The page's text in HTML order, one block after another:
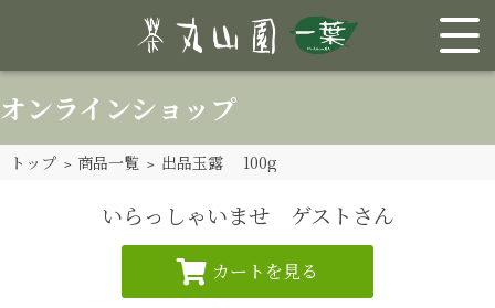
オンラインショップ
トップ > 商品一覧 > 出品玉露 100g
いらっしゃいませ ゲストさん